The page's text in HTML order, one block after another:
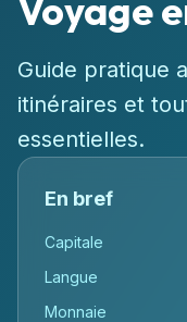
Voyage
Guide pratique
itinéraires et
essentielles.
En bref
Capitale
Langue
Monnaie